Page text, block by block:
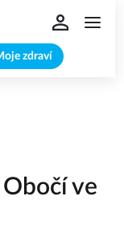
zdraví
ve